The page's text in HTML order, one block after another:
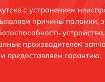
с устранением
причины поломки,
устройства.
производителем
предоставляем гарантию.